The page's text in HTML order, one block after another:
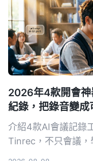
2026年4款開會神
紀錄，把錄音變成
介紹4款AI會議記錄
Tinrec，不只會議，